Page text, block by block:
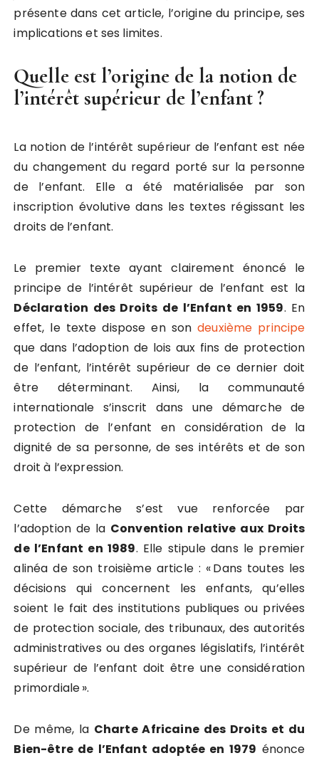
présente dans cet article, l’origine du principe, ses
implications et ses limites.
Quelle est l’origine de la notion de
l’intérêt supérieur de l’enfant ?
La notion de l’intérêt supérieur de l’enfant est née
du changement du regard porté sur la personne
de l’enfant. Elle a été matérialisée par son
inscription évolutive dans les textes régissant les
droits de l’enfant.
Le premier texte ayant clairement énoncé le
principe de l’intérêt supérieur de l’enfant est la
Déclaration des Droits de l’Enfant en 1959. En
effet, le texte dispose en sondeuxième principe
que dans l’adoption de lois aux fins de protection
de l’enfant, l’intérêt supérieur de ce dernier doit
être déterminant. Ainsi, la communauté
internationale s’inscrit dans une démarche de
protection de l’enfant en considération de la
dignité de sa personne, de ses intérêts et de son
droit à l’expression.
Cette démarche s’est vue renforcée par
l’adoption de la Convention relative aux Droits
de l’Enfant en 1989. Elle stipule dans le premier
alinéa de son troisième article : « Dans toutes les
décisions qui concernent les enfants, qu’elles
soient le fait des institutions publiques ou privées
de protection sociale, des tribunaux, des autorités
administratives ou des organes législatifs, l’intérêt
supérieur de l’enfant doit être une considération
primordiale ».
De même, la Charte Africaine des Droits et du
Bien-être de l’Enfant adoptée en 1979 énonce